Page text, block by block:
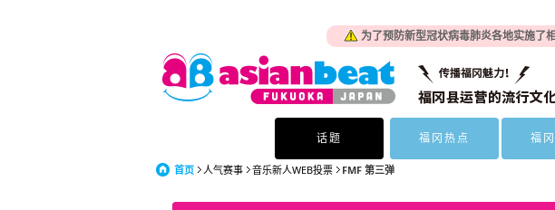
为了预防新型冠状病毒肺炎各地实施了
话题 福冈热点 福
首页 人气赛事 音乐新人WEB投票 FMF 第三弹